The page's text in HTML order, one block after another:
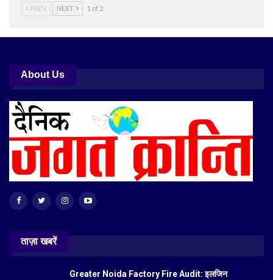
PREV NEXT 1 of 2
About Us
ताज़ा खबरें
Greater Noida Factory Fire Audit: इलजिन